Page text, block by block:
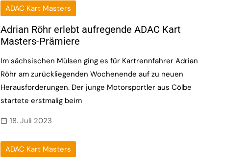
ADAC Kart Masters
Adrian Röhr erlebt aufregende ADAC Kart
Masters-Prämiere
Im sächsischen Mülsen ging es für Kartrennfahrer Adrian
Röhr am zurückliegenden Wochenende auf zu neuen
Herausforderungen. Der junge Motorsportler aus Cölbe
startete erstmalig beim
18. Juli 2023
ADAC Kart Masters